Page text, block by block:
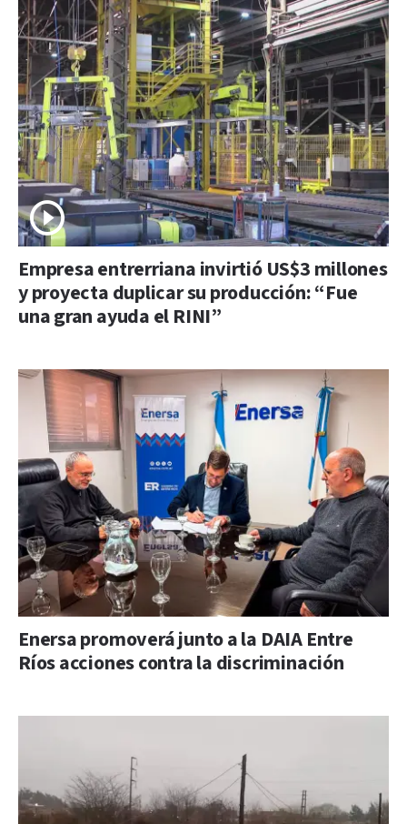
Empresa entrerriana invirtió US$3 millones
y proyecta duplicar su producción: “Fue
una gran ayuda el RINI”
Enersa promoverá junto a la DAIA Entre
Ríos acciones contra la discriminación